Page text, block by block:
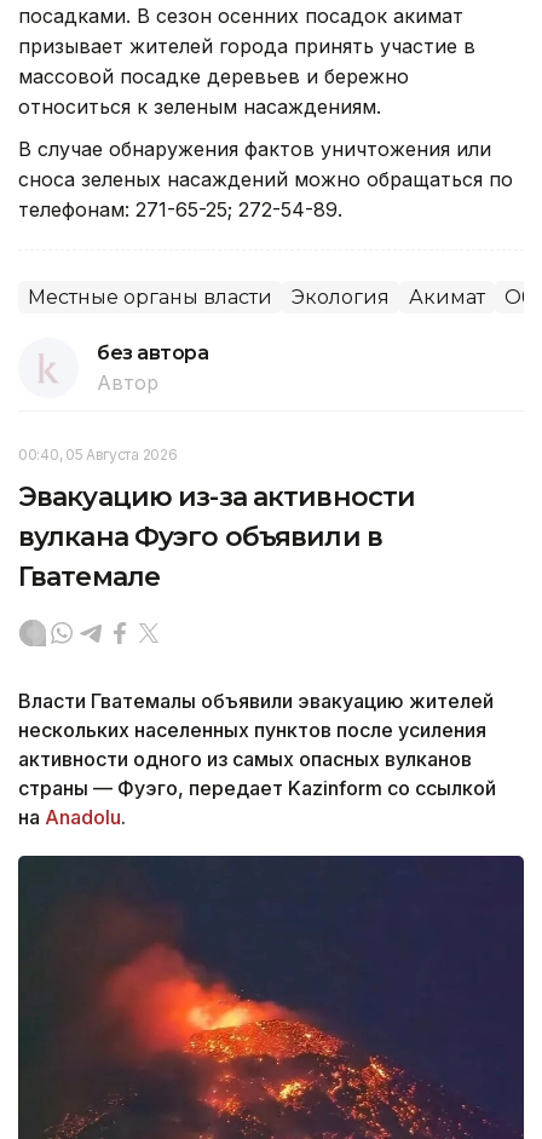
посадками. В сезон осенних посадок акимат
призывает жителей города принять участие в
массовой посадке деревьев и бережно
относиться к зеленым насаждениям.
В случае обнаружения фактов уничтожения или
сноса зеленых насаждений можно обращаться по
телефонам: 271-65-25; 272-54-89.
Местные органы власти Экология Акимат
без автора
Автор
00:40, 05 Августа 2026
Эвакуацию из-за активности
вулкана Фуэго объявили в
Гватемале
Власти Гватемалы объявили эвакуацию жителей
нескольких населенных пунктов после усиления
активности одного из самых опасных вулканов
страны — Фуэго, передает Kazinform со ссылкой
на Anadolu.